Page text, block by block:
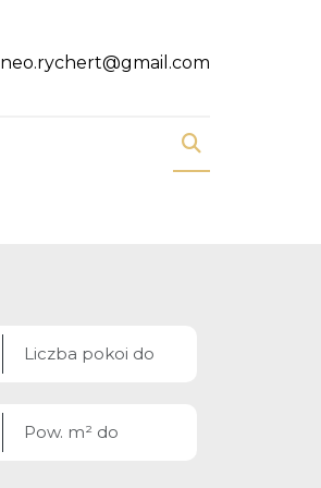
neo.rychert@gmail.com